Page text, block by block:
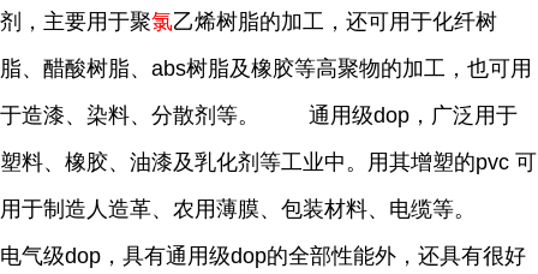
剂，主要用于聚氯乙烯树脂的加工，还可用于化纤树
脂、醋酸树脂、abs树脂及橡胶等高聚物的加工，也可用
于造漆、染料、分散剂等。 通用级dop，广泛用于
塑料、橡胶、油漆及乳化剂等工业中。用其增塑的pvc 可
用于制造人造革、农用薄膜、包装材料、电缆等。
电气级dop，具有通用级dop的全部性能外，还具有很好